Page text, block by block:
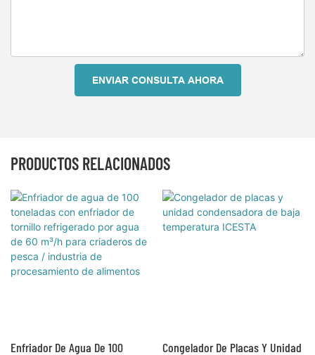
ENVIAR CONSULTA AHORA
PRODUCTOS RELACIONADOS
Enfriador De Agua De 100 Congelador De Placas Y Unidad